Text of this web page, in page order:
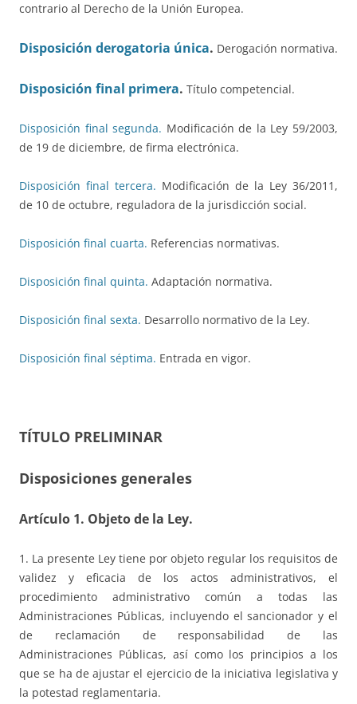
contrario al Derecho de la Unión Europea.
Disposición derogatoria única. Derogación normativa.
Disposición final primera. Título competencial.
Disposición final segunda. Modificación de la Ley 59/2003,
de 19 de diciembre, de firma electrónica.
Disposición final tercera. Modificación de la Ley 36/2011,
de 10 de octubre, reguladora de la jurisdicción social.
Disposición final cuarta. Referencias normativas.
Disposición final quinta. Adaptación normativa.
Disposición final sexta. Desarrollo normativo de la Ley.
Disposición final séptima. Entrada en vigor.
TÍTULO PRELIMINAR
Disposiciones generales
Artículo 1. Objeto de la Ley.
1. La presente Ley tiene por objeto regular los requisitos de
validez y eficacia de los actos administrativos, el
procedimiento administrativo común a todas las
Administraciones Públicas, incluyendo el sancionador y el
de reclamación de responsabilidad de las
Administraciones Públicas, así como los principios a los
que se ha de ajustar el ejercicio de la iniciativa legislativa y
la potestad reglamentaria.